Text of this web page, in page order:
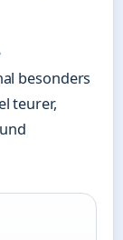
besonders
teurer,